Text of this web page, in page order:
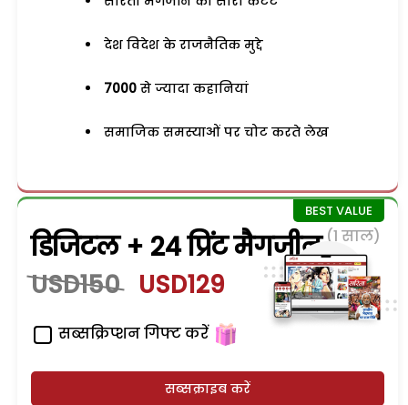
देश विदेश के राजनैतिक मुद्दे
7000 से ज्यादा कहानियां
समाजिक समस्याओं पर चोट करते लेख
डिजिटल + 24 प्रिंट मैगजीन (1 साल)
USD150 USD129
सब्सक्रिप्शन गिफ्ट करें
सब्सक्राइब करें